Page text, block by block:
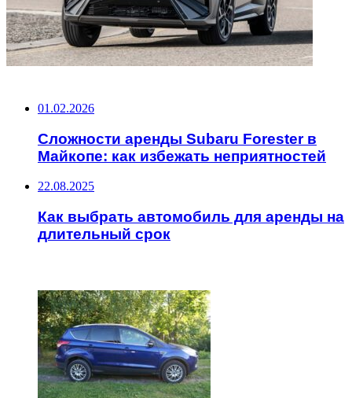
01.02.2026
Сложности аренды Subaru Forester в
Майкопе: как избежать неприятностей
22.08.2025
Как выбрать автомобиль для аренды на
длительный срок